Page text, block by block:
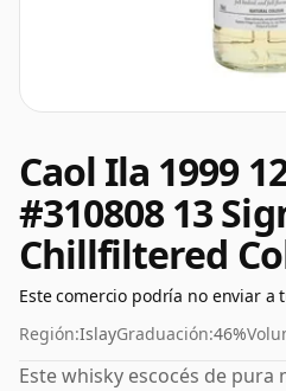
Caol Ila 1999
#310808 13
Chillfiltered
Este comercio podría no enviar a
Región:IslayGraduación:46%
Este whisky escocés de pura